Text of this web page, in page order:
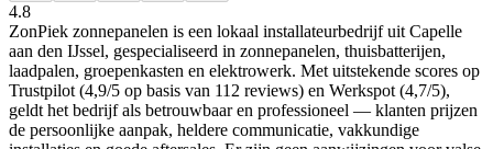
4.8
ZonPiek zonnepanelen is een lokaal installateurbedrijf uit Capelle
aan den IJssel, gespecialiseerd in zonnepanelen, thuisbatterijen,
laadpalen, groepenkasten en elektrowerk. Met uitstekende scores op
Trustpilot (4,9/5 op basis van 112 reviews) en Werkspot (4,7/5),
geldt het bedrijf als betrouwbaar en professioneel — klanten prijzen
de persoonlijke aanpak, heldere communicatie, vakkundige